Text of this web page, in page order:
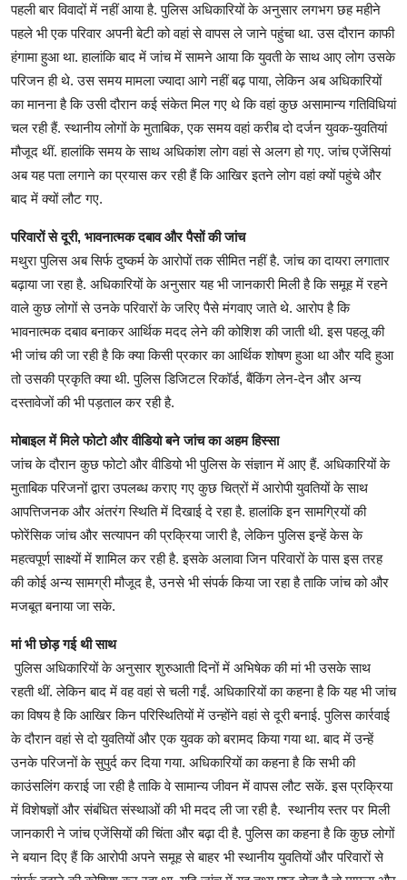
पहली बार विवादों में नहीं आया है. पुलिस अधिकारियों के अनुसार लगभग छह महीने
पहले भी एक परिवार अपनी बेटी को वहां से वापस ले जाने पहुंचा था. उस दौरान काफी
हंगामा हुआ था. हालांकि बाद में जांच में सामने आया कि युवती के साथ आए लोग उसके
परिजन ही थे. उस समय मामला ज्यादा आगे नहीं बढ़ पाया, लेकिन अब अधिकारियों
का मानना है कि उसी दौरान कई संकेत मिल गए थे कि वहां कुछ असामान्य गतिविधियां
चल रही हैं. स्थानीय लोगों के मुताबिक, एक समय वहां करीब दो दर्जन युवक-युवतियां
मौजूद थीं. हालांकि समय के साथ अधिकांश लोग वहां से अलग हो गए. जांच एजेंसियां
अब यह पता लगाने का प्रयास कर रही हैं कि आखिर इतने लोग वहां क्यों पहुंचे और
बाद में क्यों लौट गए.
परिवारों से दूरी, भावनात्मक दबाव और पैसों की जांच
मथुरा पुलिस अब सिर्फ दुष्कर्म के आरोपों तक सीमित नहीं है. जांच का दायरा लगातार
बढ़ाया जा रहा है. अधिकारियों के अनुसार यह भी जानकारी मिली है कि समूह में रहने
वाले कुछ लोगों से उनके परिवारों के जरिए पैसे मंगवाए जाते थे. आरोप है कि
भावनात्मक दबाव बनाकर आर्थिक मदद लेने की कोशिश की जाती थी. इस पहलू की
भी जांच की जा रही है कि क्या किसी प्रकार का आर्थिक शोषण हुआ था और यदि हुआ
तो उसकी प्रकृति क्या थी. पुलिस डिजिटल रिकॉर्ड, बैंकिंग लेन-देन और अन्य
दस्तावेजों की भी पड़ताल कर रही है.
मोबाइल में मिले फोटो और वीडियो बने जांच का अहम हिस्सा
जांच के दौरान कुछ फोटो और वीडियो भी पुलिस के संज्ञान में आए हैं. अधिकारियों के
मुताबिक परिजनों द्वारा उपलब्ध कराए गए कुछ चित्रों में आरोपी युवतियों के साथ
आपत्तिजनक और अंतरंग स्थिति में दिखाई दे रहा है. हालांकि इन सामग्रियों की
फोरेंसिक जांच और सत्यापन की प्रक्रिया जारी है, लेकिन पुलिस इन्हें केस के
महत्वपूर्ण साक्ष्यों में शामिल कर रही है. इसके अलावा जिन परिवारों के पास इस तरह
की कोई अन्य सामग्री मौजूद है, उनसे भी संपर्क किया जा रहा है ताकि जांच को और
मजबूत बनाया जा सके.
मां भी छोड़ गई थी साथ
पुलिस अधिकारियों के अनुसार शुरुआती दिनों में अभिषेक की मां भी उसके साथ
रहती थीं. लेकिन बाद में वह वहां से चली गईं. अधिकारियों का कहना है कि यह भी जांच
का विषय है कि आखिर किन परिस्थितियों में उन्होंने वहां से दूरी बनाई. पुलिस कार्रवाई
के दौरान वहां से दो युवतियों और एक युवक को बरामद किया गया था. बाद में उन्हें
उनके परिजनों के सुपुर्द कर दिया गया. अधिकारियों का कहना है कि सभी की
काउंसलिंग कराई जा रही है ताकि वे सामान्य जीवन में वापस लौट सकें. इस प्रक्रिया
में विशेषज्ञों और संबंधित संस्थाओं की भी मदद ली जा रही है. स्थानीय स्तर पर मिली
जानकारी ने जांच एजेंसियों की चिंता और बढ़ा दी है. पुलिस का कहना है कि कुछ लोगों
ने बयान दिए हैं कि आरोपी अपने समूह से बाहर भी स्थानीय युवतियों और परिवारों से